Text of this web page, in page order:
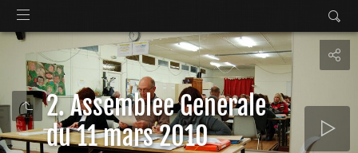
2. Assemblee Generale
du 11 mars 2010